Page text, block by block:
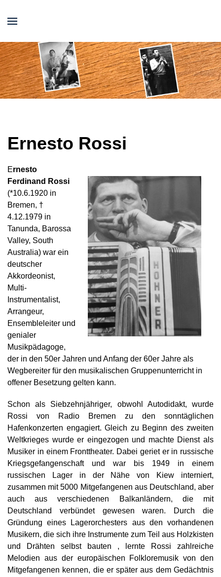
Ernesto Rossi
Ernesto
Ferdinand Rossi
(*10.6.1920 in
Bremen, †
4.12.1979 in
Tanunda, Barossa
Valley, South
Australia) war ein
deutscher
Akkordeonist,
Multi-
Instrumentalist,
Arrangeur,
Ensembleleiter und
genialer
Musikpädagoge,
der in den 50er Jahren und Anfang der 60er Jahre als
Wegbereiter für den musikalischen Gruppenunterricht in
offener Besetzung gelten kann.
Schon als Siebzehnjähriger, obwohl Autodidakt, wurde
Rossi von Radio Bremen zu den sonntäglichen
Hafenkonzerten engagiert. Gleich zu Beginn des zweiten
Weltkrieges wurde er eingezogen und machte Dienst als
Musiker in einem Fronttheater. Dabei geriet er in russische
Kriegsgefangenschaft und war bis 1949 in einem
russischen Lager in der Nähe von Kiew interniert,
zusammen mit 5000 Mitgefangenen aus Deutschland, aber
auch aus verschiedenen Balkanländern, die mit
Deutschland verbündet gewesen waren. Durch die
Gründung eines Lagerorchesters aus den vorhandenen
Musikern, die sich ihre Instrumente zum Teil aus Holzkisten
und Drähten selbst bauten , lernte Rossi zahlreiche
Melodien aus der europäischen Folkloremusik von den
Mitgefangenen kennen, die er später aus dem Gedächtnis